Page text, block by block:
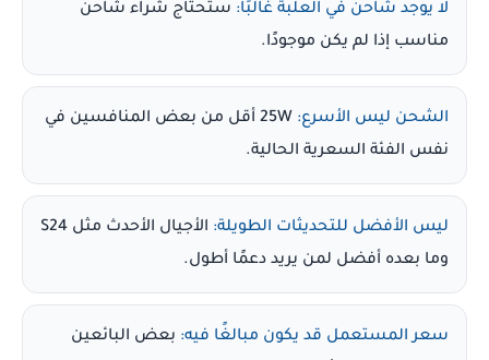
لا يوجد شاحن في العلبة غالبًا: ستحتاج شراء شاحن
مناسب إذا لم يكن موجودًا.
الشحن ليس الأسرع:
25W أقل من بعض المنافسين في
نفس الفئة السعرية الحالية.
ليس الأفضل للتحديثات الطويلة:
الأجيال الأحدث مثل S24
وما بعده أفضل لمن يريد دعمًا أطول.
سعر المستعمل قد يكون مبالغًا فيه: بعض البائعين